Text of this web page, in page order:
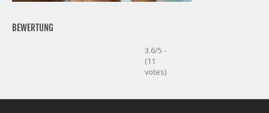
BEWERTUNG
3.6/5 -
(11
votes)